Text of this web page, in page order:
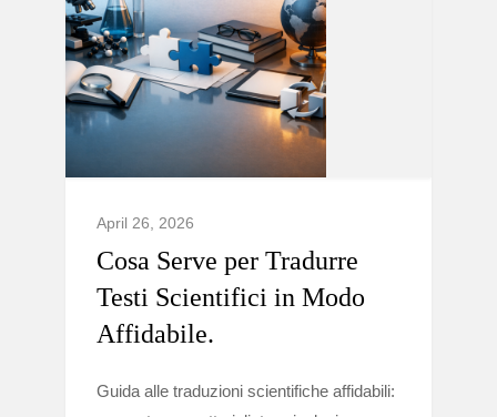
April 26, 2026
Cosa Serve per Tradurre
Testi Scientifici in Modo
Affidabile.
Guida alle traduzioni scientifiche affidabili: